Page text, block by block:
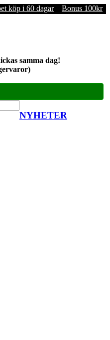
köp i 60 dagar Bonus 100kr
samma dag!
NYHETER